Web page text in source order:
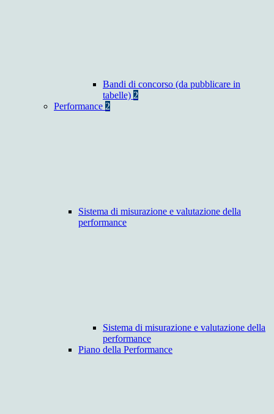
Bandi di concorso (da pubblicare in
tabelle) 2
Performance 2
Sistema di misurazione e valutazione della
performance
Sistema di misurazione e valutazione della
performance
Piano della Performance